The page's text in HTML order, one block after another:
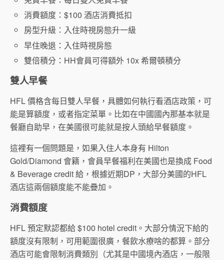
消費額度：$100 酒店消費抵扣
房型升級：入住時視房態升一級
早住晚退：入住時視房態
雙倍積分：HH會員可得額外 10x 希爾頓積分
雙人早餐
HFL 價格含每日雙人早餐，具體如何執行看酒店政策，可
能是算額度，或者指定菜單。比如在中國國內那基本就是
餐廳自助早，在美國很可能就是按人頭給早餐額度。
這裡有一個問題是，如果入住人本身有 Hilton
Gold/Diamond 會籍，會員早餐福利在美國也是換成 Food
& Beverage credit 給，根據近期DP，大部分美國的HFL
酒店這兩個額度能不能疊加。
消費額度
HFL 預定默認都給 $100 hotel credit。大部分情況下給的
額度沒有限制，可用範圍很廣，餐飲水療啥的都算。部分
酒店可能會限制消費類別（尤其是中國境內酒店，一般限